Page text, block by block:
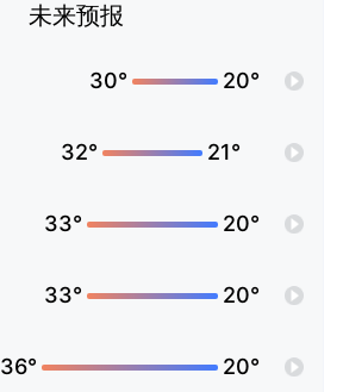
未来预报
30° 20°
32° 21°
33° 20°
33° 20°
36° 20°